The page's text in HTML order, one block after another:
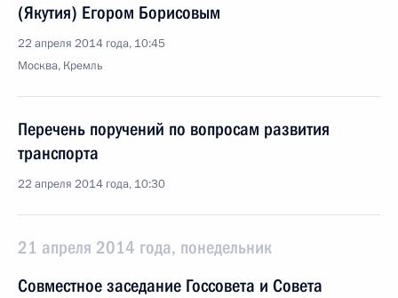
(Якутия) Егором Борисовым
22 апреля 2014 года, 10:45
Москва, Кремль
Перечень поручений по вопросам развития
транспорта
22 апреля 2014 года, 10:30
21 апреля 2014 года, понедельник
Совместное заседание Госсовета и Совета